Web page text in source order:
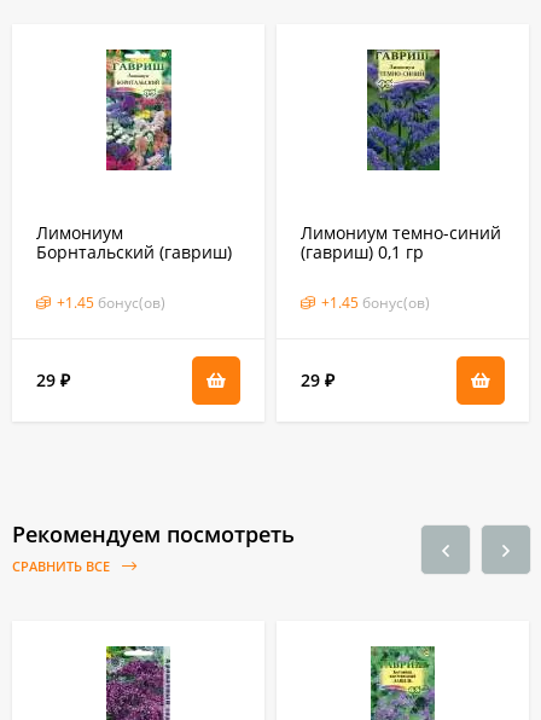
Лимониум
Борнтальский (гавриш)
+1.45 бонус(ов)
29 ₽
Лимониум темно-синий
(гавриш) 0,1 гр
+1.45 бонус(ов)
29 ₽
Рекомендуем посмотреть
СРАВНИТЬ ВСЕ